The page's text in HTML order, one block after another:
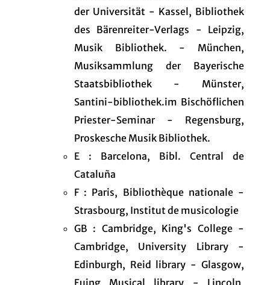
der Universität - Kassel, Bibliothek
des Bärenreiter-Verlags - Leipzig,
Musik Bibliothek. - München,
Musiksammlung der Bayerische
Staatsbibliothek - Münster,
Santini-bibliothek.im Bischöflichen
Priester-Seminar - Regensburg,
Proskesche Musik Bibliothek.
E : Barcelona, Bibl. Central de
Cataluña
F : Paris, Bibliothèque nationale -
Strasbourg, Institut de musicologie
GB : Cambridge, King's College -
Cambridge, University Library -
Edinburgh, Reid library - Glasgow,
Euing Musical library - Lincoln,